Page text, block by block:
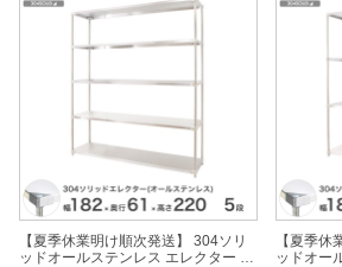
【夏季休業明け順次発送】 304ソリ
ッドオールステンレス エレクター シ
【夏季休
ッドオー